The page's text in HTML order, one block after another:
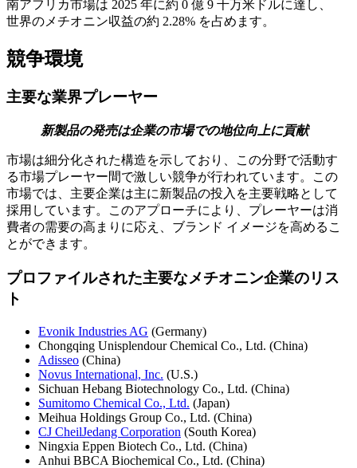
南アフリカ市場は 2025 年に約 0 億 9 千万米ドルに達し、
世界のメチオニン収益の約 2.28% を占めます。
競争環境
主要な業界プレーヤー
新製品の発売は企業の市場での地位向上に貢献
市場は細分化された構造を示しており、この分野で活動す
る市場プレーヤー間で激しい競争が行われています。この
市場では、主要企業は主に新製品の投入を主要戦略として
採用しています。このアプローチにより、プレーヤーは消
費者の需要の高まりに応え、ブランド イメージを高めるこ
とができます。
プロファイルされた主要なメチオニン企業のリス
ト
Evonik Industries AG (Germany)
Chongqing Unisplendour Chemical Co., Ltd. (China)
Adisseo (China)
Novus International, Inc. (U.S.)
Sichuan Hebang Biotechnology Co., Ltd. (China)
Sumitomo Chemical Co., Ltd. (Japan)
Meihua Holdings Group Co., Ltd. (China)
CJ CheilJedang Corporation (South Korea)
Ningxia Eppen Biotech Co., Ltd. (China)
Anhui BBCA Biochemical Co., Ltd. (China)